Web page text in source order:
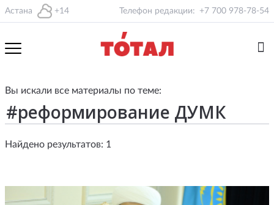
Астана +14 Телефон редакции: +7 700 978-78-54
Вы искали все материалы по теме:
Найдено результатов: 1